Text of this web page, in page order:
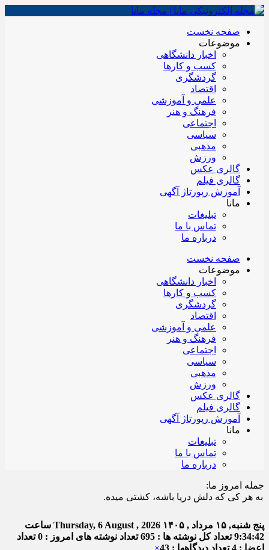
صفحه نخست
موضوعات
اخبار دانشگاهی
کسب و کارها
گردشگری
اقتصاد
علمی و آموزشی
فرهنگ و هنر
اجتماعی
سیاسی
مذهبی
ورزش
گالری عکس
گالری فیلم
آموزش رپورتاژ آگهی
مانا
تبلیغات
تماس با ما
درباره ما
صفحه نخست
موضوعات
اخبار دانشگاهی
کسب و کارها
گردشگری
اقتصاد
علمی و آموزشی
فرهنگ و هنر
اجتماعی
سیاسی
مذهبی
ورزش
گالری عکس
گالری فیلم
آموزش رپورتاژ آگهی
مانا
تبلیغات
تماس با ما
درباره ما
جمله امروز ما:
کی که دلش دریا باشه، کشتی میده.
پنج شنبه, ۱۵ مرداد , ۱۴۰۵ Thursday, 6 August , 2026 ساعت
9:34:43تعداد کل نوشته ها : 695 تعداد نوشته های امروز : 0
تعداد
اعضا : 4
تعداد دیدگاهها : 43 ×